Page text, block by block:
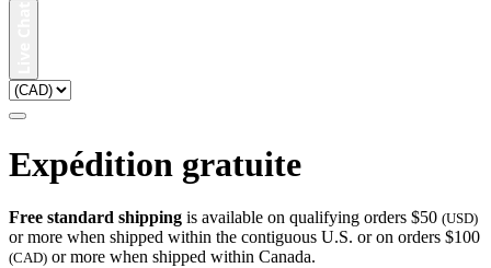
Expédition gratuite
Free standard shipping is available on qualifying orders $50 (USD)
or more when shipped within the contiguous U.S. or on orders $100
(CAD) or more when shipped within Canada.